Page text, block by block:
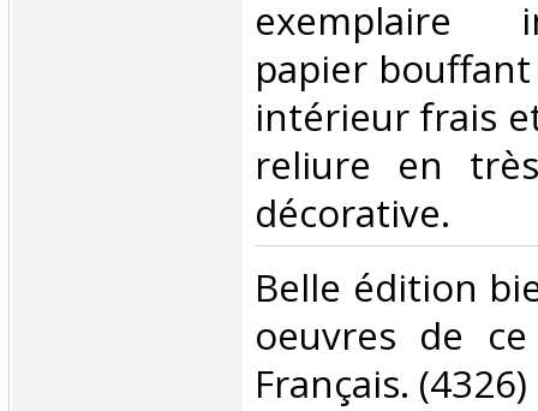
exemplaire
papier
intérieur frais
reliure en
décorative.‎
‎Belle édition
oeuvres de
Français. (4326)‎